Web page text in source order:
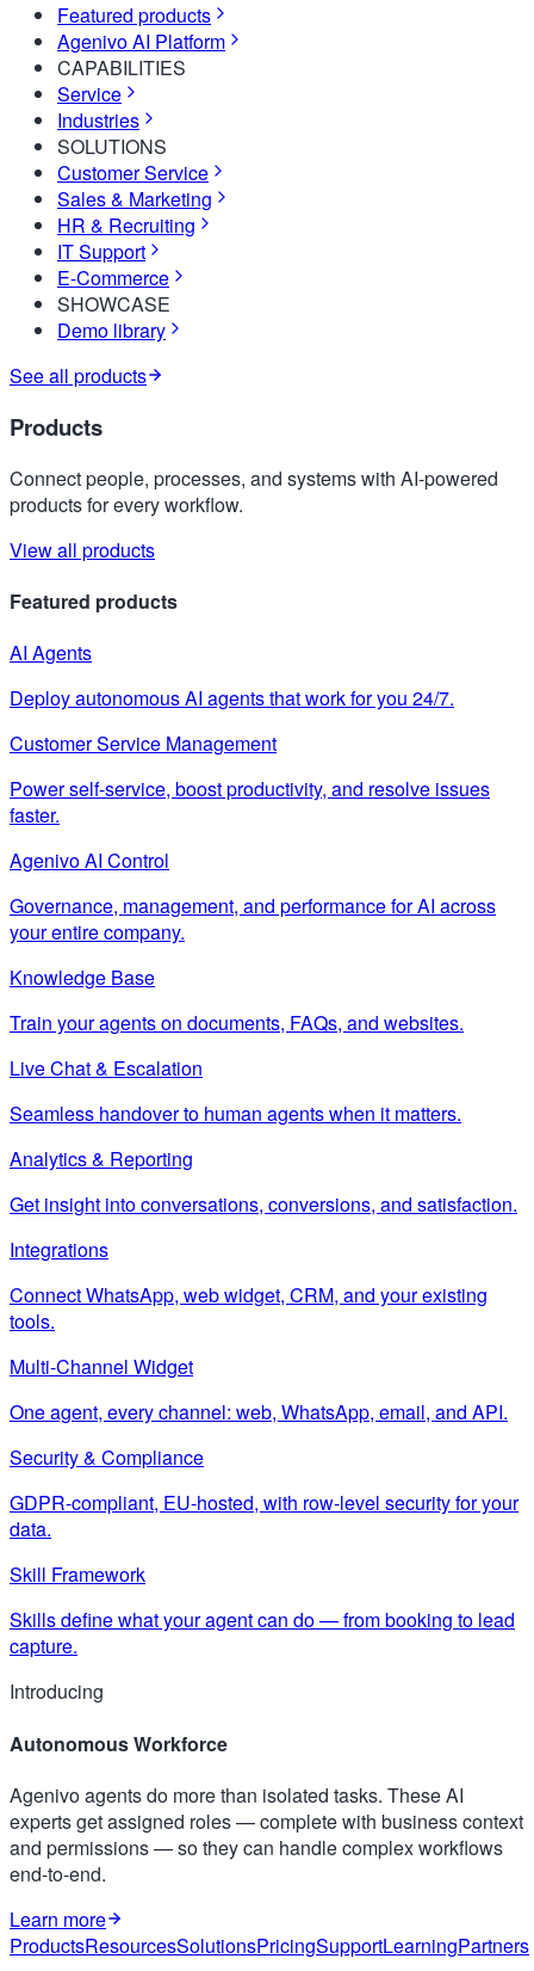
Featured products
Agenivo AI Platform
CAPABILITIES
Service
Industries
SOLUTIONS
Customer Service
Sales & Marketing
HR & Recruiting
IT Support
E-Commerce
SHOWCASE
Demo library
See all products
Products
Connect people, processes, and systems with AI-powered
products for every workflow.
View all products
Featured products
AI Agents
Deploy autonomous AI agents that work for you 24/7.
Customer Service Management
Power self-service, boost productivity, and resolve issues
faster.
Agenivo AI Control
Governance, management, and performance for AI across
your entire company.
Knowledge Base
Train your agents on documents, FAQs, and websites.
Live Chat & Escalation
Seamless handover to human agents when it matters.
Analytics & Reporting
Get insight into conversations, conversions, and satisfaction.
Integrations
Connect WhatsApp, web widget, CRM, and your existing
tools.
Multi-Channel Widget
One agent, every channel: web, WhatsApp, email, and API.
Security & Compliance
GDPR-compliant, EU-hosted, with row-level security for your
data.
Skill Framework
Skills define what your agent can do — from booking to lead
capture.
Introducing
Autonomous Workforce
Agenivo agents do more than isolated tasks. These AI
experts get assigned roles — complete with business context
and permissions — so they can handle complex workflows
end-to-end.
Learn more
ProductsResourcesSolutionsPricingSupportLearningPartners